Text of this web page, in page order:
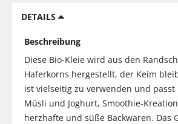
DETAILS
Beschreibung
Diese Bio-Kleie wird aus den
Haferkorns hergestellt, der Keim
ist vielseitig zu verwenden und
Müsli und Joghurt, Smoothie-
herzhafte und süße Backwaren. Das